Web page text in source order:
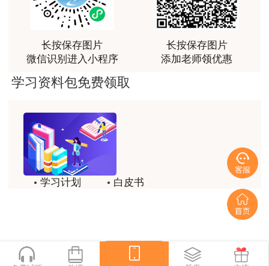
回几次之后，你就会彻底的记住它了。
有的学员可能会想，不就是要提高知识点的巩
固程度嘛，那我就反复地、不间断地背诵呗，俗话
建造师考试并不是让你死记硬背的，我们不可能有
充分的时间来进行反复不间断的记忆。再者，即使
有足够多的时间供我们记忆，我们也可能会发现，
记忆效果并不与记忆次数呈单纯的正比关系。
其实，在对所复习、记忆的内容达到了初步掌
握的程度之后，如果再用原来所花时间的一半去巩
的。也就是说，过度复习150%时，备考效果最
感谢教育网的多年支持与培养。
老师讲课认真负责，要点突出；我考试通过了。
用户m9****66
用户ch****15
达老师的课程讲的非常好
用户s****02
喜欢达老师的讲课
用户s****02
长按保存图片
微信识别进入小程序
长按保存图片
添加老师领优惠
学习资料包免费领取
学习计划
白皮书